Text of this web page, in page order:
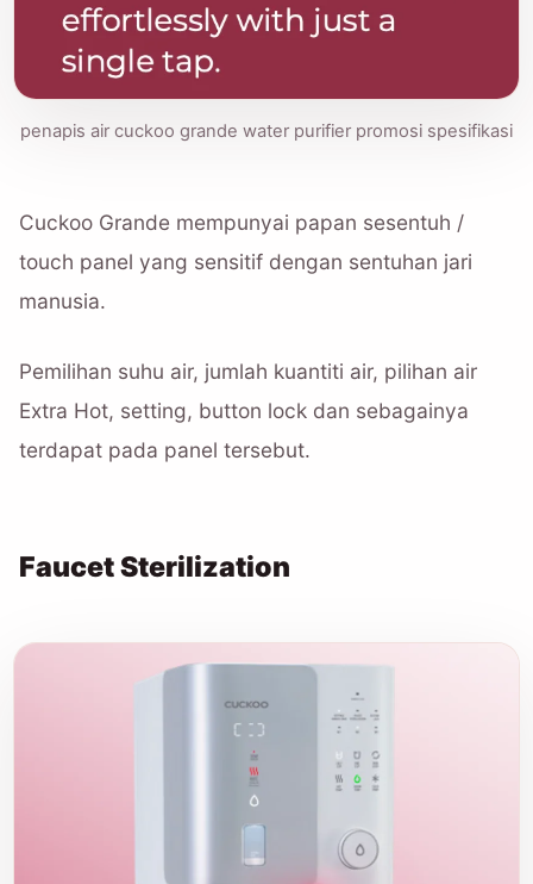
penapis air cuckoo grande water purifier promosi spesifikasi
Cuckoo Grande mempunyai papan sesentuh /
touch panel yang sensitif dengan sentuhan jari
manusia.
Pemilihan suhu air, jumlah kuantiti air, pilihan air
Extra Hot, setting, button lock dan sebagainya
terdapat pada panel tersebut.
Faucet Sterilization